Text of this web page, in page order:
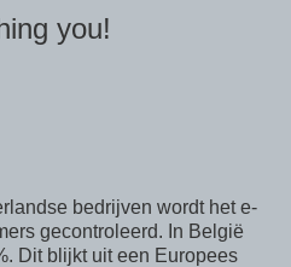
you!
bedrijven wordt het e-
gecontroleerd. In België
Dit blijkt uit een Europees